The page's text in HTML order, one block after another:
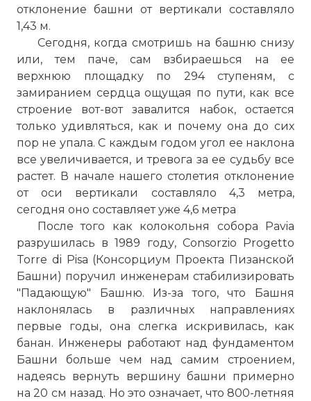
отклонение башни от вертикали составляло
1,43 м.
Сегодня, когда смотришь на башню снизу
или, тем паче, сам взбираешься на ее
верхнюю площадку по 294 ступеням, с
замиранием сердца ощущая по пути, как все
строение вот-вот завалится набок, остается
только удивляться, как и почему она до сих
пор не упала. С каждым годом угол ее наклона
все увеличивается, и тревога за ее судьбу все
растет. В начале нашего столетия отклонение
от оси вертикали составляло 4,3 метра,
сегодня оно составляет уже 4,6 метра
После того как колокольня собора Pavia
разрушилась в 1989 году, Consorzio Progetto
Torre di Pisa (Консорциум Проекта Пизанской
Башни) поручил инженерам стабилизировать
"Падающую" Башню. Из-за того, что Башня
наклонялась в различных направлениях
первые годы, она слегка искривилась, как
банан. Инженеры работают над фундаментом
Башни больше чем над самим строением,
надеясь вернуть вершину башни примерно
на 20 см назад. Но это означает, что 800-летняя